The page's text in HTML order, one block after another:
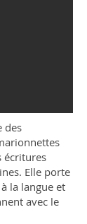
des
écritures
Elle porte
la langue et
avec le